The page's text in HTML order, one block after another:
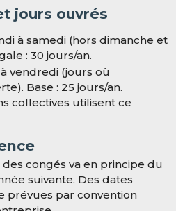
jours ouvrés
à samedi (hors dimanche et
: 30 jours/an.
vendredi (jours où
Base : 25 jours/an.
collectives utilisent ce
des congés va en principe du
suivante. Des dates
prévues par convention